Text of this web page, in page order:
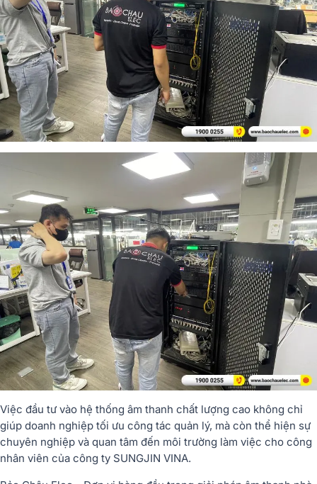
Việc đầu tư vào hệ thống âm thanh chất lượng cao không chỉ
giúp doanh nghiệp tối ưu công tác quản lý, mà còn thể hiện sự
chuyên nghiệp và quan tâm đến môi trường làm việc cho công
nhân viên của công ty SUNGJIN VINA.